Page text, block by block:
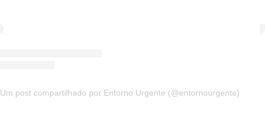
Um post compartilhado por Entorno Urgente (@entornourgente)